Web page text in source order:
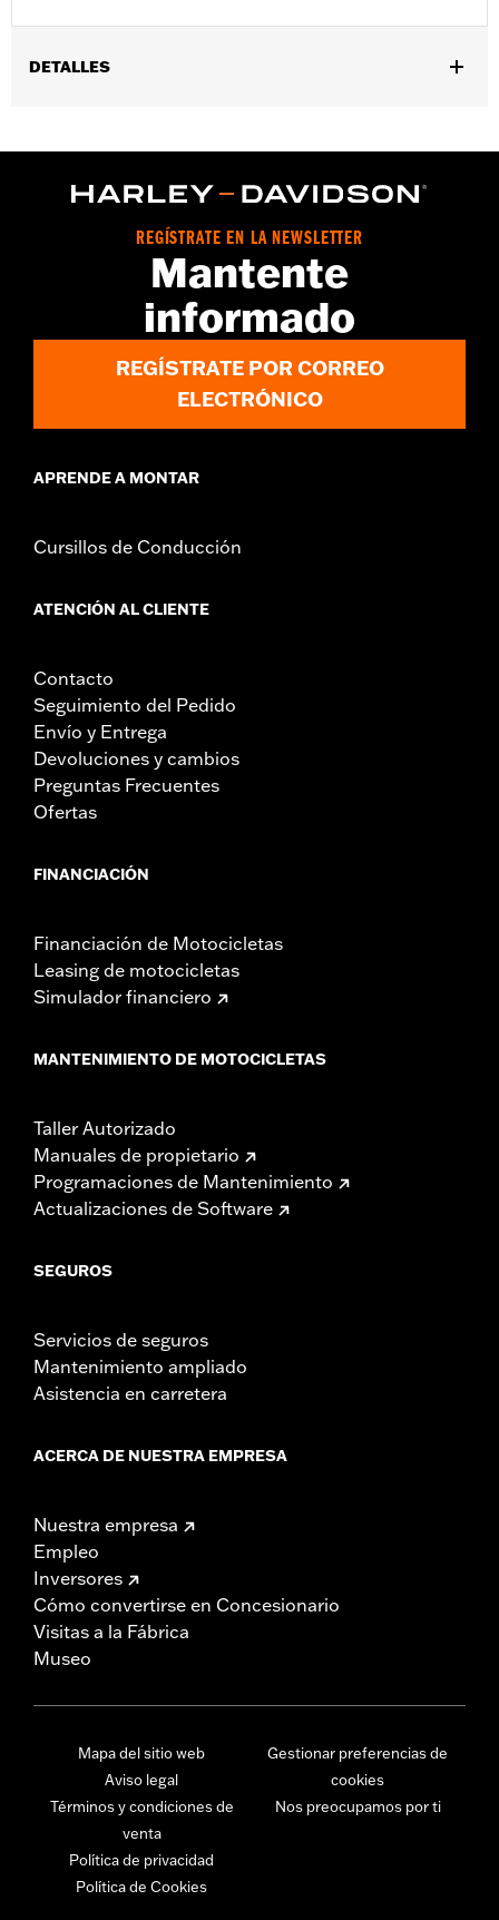
DETALLES
Resistente al agua:
Sí
Contenido del embalaje:Travel-Paks izquierdo y derecho
REGÍSTRATE EN LA NEWSLETTER
Mantente
informado
REGÍSTRATE POR CORREO
ELECTRÓNICO
APRENDE A MONTAR
Cursillos de Conducción
ATENCIÓN AL CLIENTE
Contacto
Seguimiento del Pedido
Envío y Entrega
Devoluciones y cambios
Preguntas Frecuentes
Ofertas
FINANCIACIÓN
Financiación de Motocicletas
Leasing de motocicletas
Simulador financiero
MANTENIMIENTO DE MOTOCICLETAS
Taller Autorizado
Manuales de propietario
Programaciones de Mantenimiento
Actualizaciones de Software
SEGUROS
Servicios de seguros
Mantenimiento ampliado
Asistencia en carretera
ACERCA DE NUESTRA EMPRESA
Nuestra empresa
Empleo
Inversores
Cómo convertirse en Concesionario
Visitas a la Fábrica
Museo
Mapa del sitio web
Aviso legal
Términos y condiciones de
venta
Política de privacidad
Política de Cookies
Gestionar preferencias de
cookies
Nos preocupamos por ti